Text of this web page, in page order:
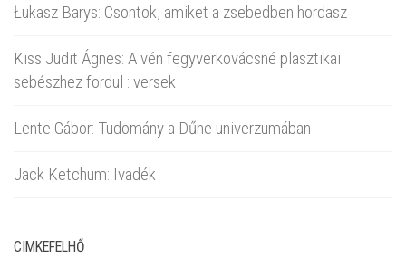
Łukasz Barys: Csontok, amiket a zsebedben hordasz
Kiss Judit Ágnes: A vén fegyverkovácsné plasztikai
sebészhez fordul : versek
Lente Gábor: Tudomány a Dűne univerzumában
Jack Ketchum: Ivadék
CIMKEFELHŐ